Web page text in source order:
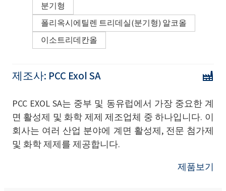
분기형
폴리옥시에틸렌 트리데실(분기형) 알코올
이소트리데칸올
제조사: PCC Exol SA
PCC EXOL SA는 중부 및 동유럽에서 가장 중요한 계
면 활성제 및 화학 제제 제조업체 중 하나입니다. 이
회사는 여러 산업 분야에 계면 활성제, 전문 첨가제
및 화학 제제를 제공합니다.
제품보기